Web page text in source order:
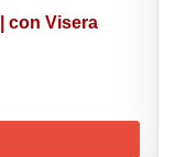
con Visera